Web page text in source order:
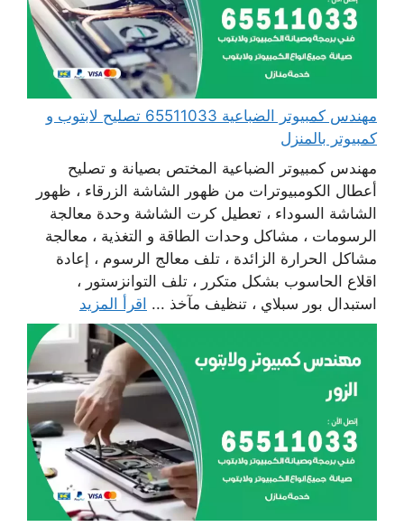
مهندس كمبيوتر الضباعية 65511033 تصليح لابتوب و
كمبيوتر بالمنزل
مهندس كمبيوتر الضباعية المختص بصيانة و تصليح
أعطال الكومبيوترات من ظهور الشاشة الزرقاء ، ظهور
الشاشة السوداء ، تعطيل كرت الشاشة وحدة معالجة
الرسومات ، مشاكل وحدات الطاقة و التغذية ، معالجة
مشاكل الحرارة الزائدة ، تلف معالج الرسوم ، إعادة
اقلاع الحاسوب بشكل متكرر ، تلف التوانزستور ،
استبدال بور سبلاي ، تنظيف مآخذ ... اقرأ المزيد